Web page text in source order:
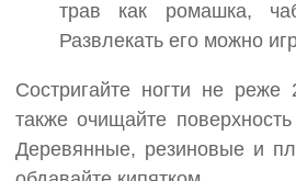
трав как ромашка,
Развлекать его можно
Состригайте ногти не
также очищайте
Деревянные, резиновые и